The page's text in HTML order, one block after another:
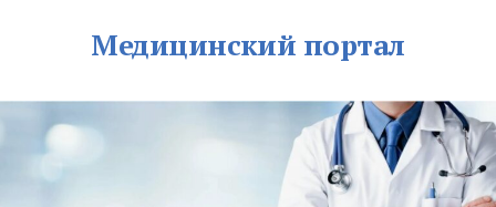
Медицинский портал